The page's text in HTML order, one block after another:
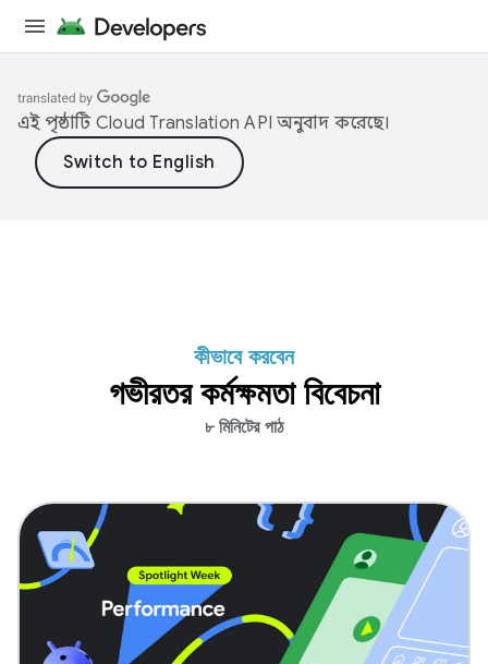
এই পৃষ্ঠাটি Cloud Translation API অনুবাদ করেছে।
কীভাবে করবেন
গভীরতর কর্মক্ষমতা বিবেচনা
৮ মিনিটের পাঠ